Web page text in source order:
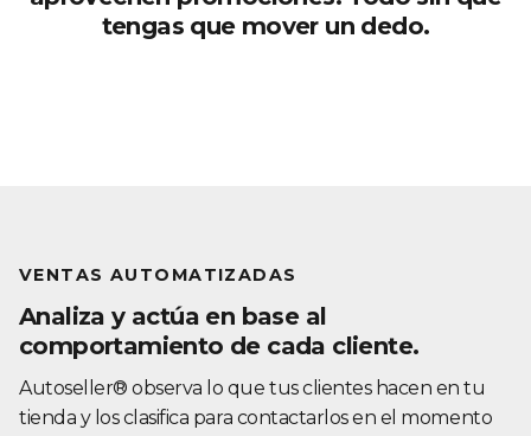
tengas que mover un dedo.
VENTAS AUTOMATIZADAS
Analiza y actúa en base al
comportamiento de cada cliente.
Autoseller® observa lo que tus clientes hacen en tu
tienda y los clasifica para contactarlos en el momento